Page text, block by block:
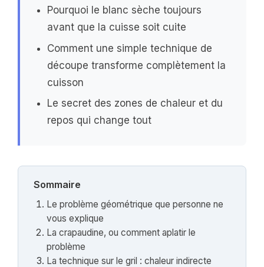
Pourquoi le blanc sèche toujours
avant que la cuisse soit cuite
Comment une simple technique de
découpe transforme complètement la
cuisson
Le secret des zones de chaleur et du
repos qui change tout
Sommaire
Le problème géométrique que personne ne
vous explique
La crapaudine, ou comment aplatir le
problème
La technique sur le gril : chaleur indirecte